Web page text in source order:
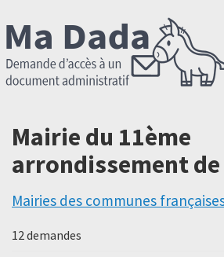
Mairie du 11ème
arrondissement
Mairies des communes
12 demandes